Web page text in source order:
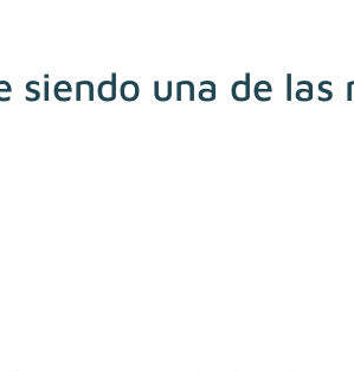
una de las